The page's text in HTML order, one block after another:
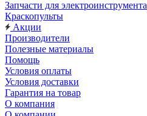
Запчасти для электроинструмента
Краскопульты
Акции
Производители
Полезные материалы
Помощь
Условия оплаты
Условия доставки
Гарантия на товар
О компания